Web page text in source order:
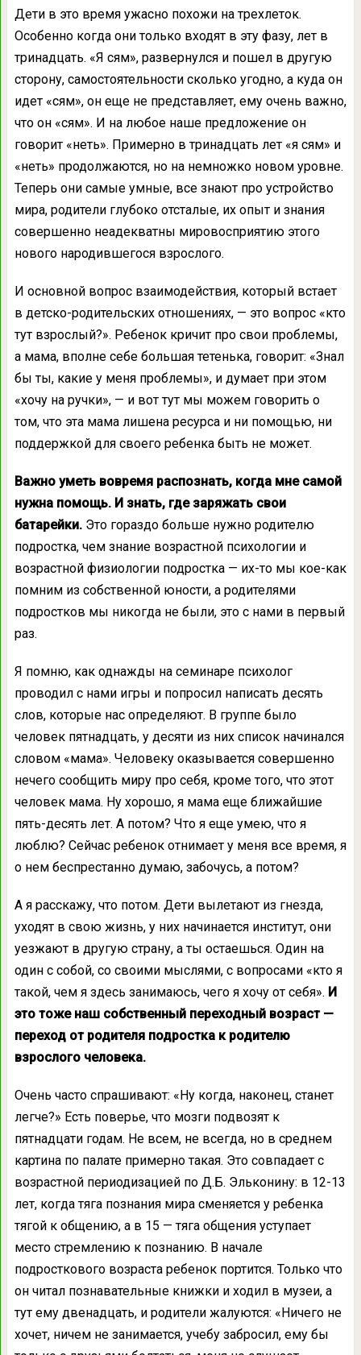
Дети в это время ужасно похожи на трехлеток.
Особенно когда они только входят в эту фазу, лет в
тринадцать. «Я сям», развернулся и пошел в другую
сторону, самостоятельности сколько угодно, а куда он
идет «сям», он еще не представляет, ему очень важно,
что он «сям». И на любое наше предложение он
говорит «неть». Примерно в тринадцать лет «я сям» и
«неть» продолжаются, но на немножко новом уровне.
Теперь они самые умные, все знают про устройство
мира, родители глубоко отсталые, их опыт и знания
совершенно неадекватны мировосприятию этого
нового народившегося взрослого.
И основной вопрос взаимодействия, который встает
в детско-родительских отношениях, — это вопрос «кто
тут взрослый?». Ребенок кричит про свои проблемы,
а мама, вполне себе большая тетенька, говорит: «Знал
бы ты, какие у меня проблемы», и думает при этом
«хочу на ручки», — и вот тут мы можем говорить о
том, что эта мама лишена ресурса и ни помощью, ни
поддержкой для своего ребенка быть не может.
Важно уметь вовремя распознать, когда мне самой
нужна помощь. И знать, где заряжать свои
батарейки. Это гораздо больше нужно родителю
подростка, чем знание возрастной психологии и
возрастной физиологии подростка — их-то мы кое-как
помним из собственной юности, а родителями
подростков мы никогда не были, это с нами в первый
раз.
Я помню, как однажды на семинаре психолог
проводил с нами игры и попросил написать десять
слов, которые нас определяют. В группе было
человек пятнадцать, у десяти из них список начинался
словом «мама». Человеку оказывается совершенно
нечего сообщить миру про себя, кроме того, что этот
человек мама. Ну хорошо, я мама еще ближайшие
пять-десять лет. А потом? Что я еще умею, что я
люблю? Сейчас ребенок отнимает у меня все время, я
о нем беспрестанно думаю, забочусь, а потом?
А я расскажу, что потом. Дети вылетают из гнезда,
уходят в свою жизнь, у них начинается институт, они
уезжают в другую страну, а ты остаешься. Один на
один с собой, со своими мыслями, с вопросами «кто я
такой, чем я здесь занимаюсь, чего я хочу от себя». И
это тоже наш собственный переходный возраст —
переход от родителя подростка к родителю
взрослого человека.
Очень часто спрашивают: «Ну когда, наконец, станет
легче?» Есть поверье, что мозги подвозят к
пятнадцати годам. Не всем, не всегда, но в среднем
картина по палате примерно такая. Это совпадает с
возрастной периодизацией по Д.Б. Эльконину: в 12-13
лет, когда тяга познания мира сменяется у ребенка
тягой к общению, а в 15 — тяга общения уступает
место стремлению к познанию. В начале
подросткового возраста ребенок портится. Только что
он читал познавательные книжки и ходил в музеи, а
тут ему двенадцать, и родители жалуются: «Ничего не
хочет, ничем не занимается, учебу забросил, ему бы